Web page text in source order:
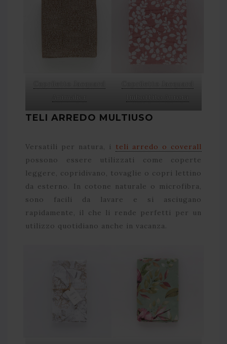
Animalier
Imbottito Aurora
TELI ARREDO MULTIUSO
Versatili per natura, i teli arredo o coverall
possono essere utilizzati come coperte
leggere, copridivano, tovaglie o copri lettino
da esterno. In cotone naturale o microfibra,
sono facili da lavare e si asciugano
rapidamente, il che li rende perfetti per un
utilizzo quotidiano anche in vacanza.